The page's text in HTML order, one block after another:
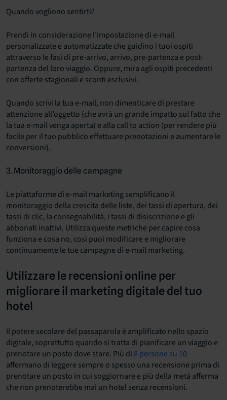
Quando vogliono sentirti?
Prendi in considerazione l’impostazione di e-mail
personalizzate e automatizzate che guidino i tuoi ospiti
attraverso le fasi di pre-arrivo, arrivo, pre-partenza e post-
partenza del loro viaggio. Oppure, mira agli ospiti precedenti
con offerte stagionali e sconti esclusivi.
Quando scrivi la tua e-mail, non dimenticare di prestare
attenzione all’oggetto (che avrà un grande impatto sul fatto che
la tua e-mail venga aperta) e alla call to action (per rendere più
facile per il tuo pubblico effettuare prenotazioni e aumentare le
conversioni).
3. Monitoraggio delle campagne
Le piattaforme di e-mail marketing semplificano il
monitoraggio della crescita delle liste, dei tassi di apertura, dei
tassi di clic, la consegnabilità, i tassi di disiscrizione e gli
abbonati inattivi. Utilizza queste metriche per capire cosa
funziona e cosa no, così puoi modificare e migliorare
continuamente le tue campagne di e-mail marketing.
Utilizzare le recensioni online per
migliorare il marketing digitale del tuo
hotel
Il potere secolare del passaparola è amplificato nello spazio
digitale, soprattutto quando si tratta di pianificare un viaggio e
prenotare un posto dove stare. Più di 8 persone su 10
affermano di leggere sempre o spesso una recensione prima di
prenotare un posto in cui soggiornare e più della metà afferma
che non prenoterebbe mai un hotel senza recensioni.